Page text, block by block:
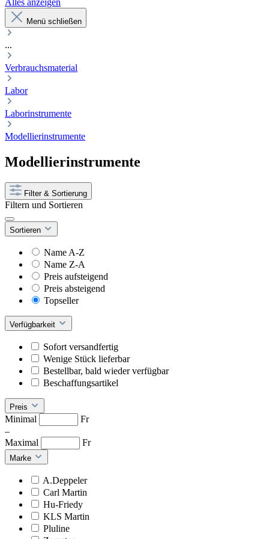
Alles anzeigen
Menü schließen
...
Verbrauchsmaterial
Labor
Laborinstrumente
Modellierinstrumente
Modellierinstrumente
Filter & Sortierung
Filtern und Sortieren
Sortieren
Name A-Z
Name Z-A
Preis aufsteigend
Preis absteigend
Topseller
Verfügbarkeit
Sofort versandfertig
Wenige Stück lieferbar
Bestellbar, bald wieder verfügbar
Beschaffungsartikel
Preis
Minimal
Fr
–
Maximal
Fr
Marke
A.Deppeler
Carl Martin
Hu-Friedy
KLS Martin
Pluline